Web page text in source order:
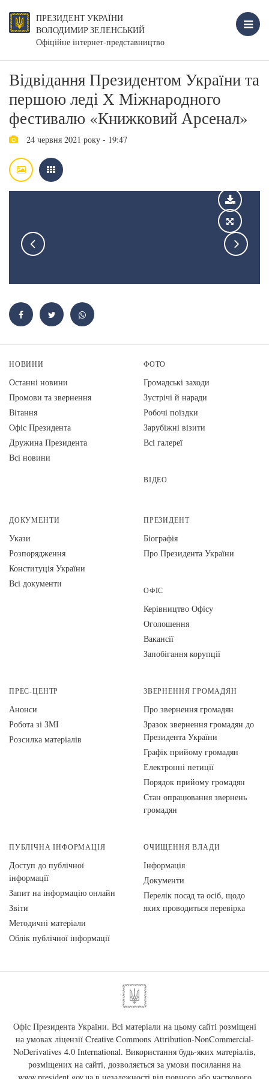
ПРЕЗИДЕНТ УКРАЇНИ
ВОЛОДИМИР ЗЕЛЕНСЬКИЙ
Офіційне інтернет-представництво
Відвідання Президентом України та
першою леді Х Міжнародного
фестивалю «Книжковий Арсенал»
24 червня 2021 року - 19:47
НОВИНИ
Останні новини
Промови та звернення
Вiтання
Офіс Президента
Дружина Президента
Всі новини
ФОТО
Громадські заходи
Зустрічі й наради
Робочі поїздки
Зарубіжні візити
Всі галереї
ВІДЕО
ДОКУМЕНТИ
Укази
Розпорядження
Конституція України
Всі документи
ПРЕЗИДЕНТ
Біографія
Про Президента України
ОФІС
Керівництво Офісу
Оголошення
Вакансії
Запобігання корупції
ПРЕС-ЦЕНТР
Анонси
Робота зі ЗМІ
Розсилка матеріалів
ЗВЕРНЕННЯ ГРОМАДЯН
Про звернення громадян
Зразок звернення громадян до
Президента України
Графік прийому громадян
Електронні петиції
Порядок прийому громадян
Стан опрацювання звернень
громадян
ПУБЛІЧНА ІНФОРМАЦІЯ
Доступ до публічної
інформації
Запит на інформацію онлайн
Звіти
Методичні матеріали
Облік публічної інформації
ОЧИЩЕННЯ ВЛАДИ
Інформація
Документи
Перелік посад та осіб, щодо
яких проводиться перевірка
Офіс Президента України. Всі матеріали на цьому сайті розміщені
на умовах ліцензії Creative Commons Attribution-NonCommercial-
NoDerivatives 4.0 International. Використання будь-яких матеріалів,
розміщених на сайті, дозволяється за умови посилання на